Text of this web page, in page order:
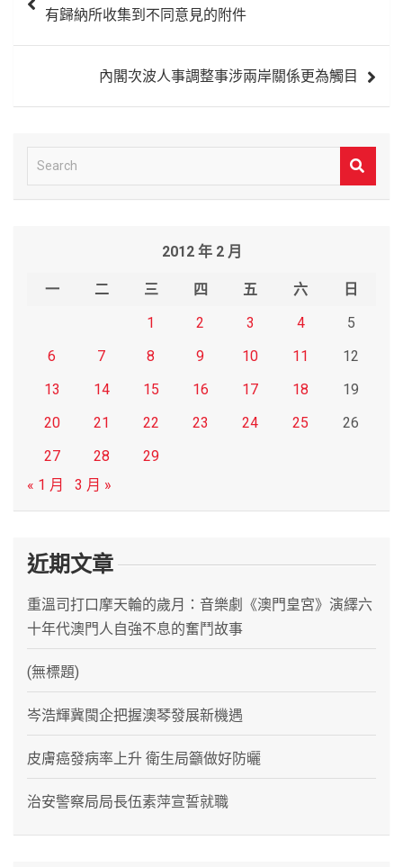
有歸納所收集到不同意見的附件
內閣次波人事調整事涉兩岸關係更為觸目
e
2012 年 2 月
一 二 三 四 五 六
日
1
2 3 4
5
6
7 8 9 10 11
12
13
14 15 16 17 18
19
20
21 22 23 24 25
26
27
28
29
« 1 月
3 月 »
近期文章
重溫司打口摩天輪的歲月：音樂劇《澳門皇宮》演繹六
十年代澳門人自強不息的奮鬥故事
(無標題)
岑浩輝冀閩企把握澳琴發展新機遇
皮膚癌發病率上升 衛生局籲做好防曬
治安警察局局長伍素萍宣誓就職